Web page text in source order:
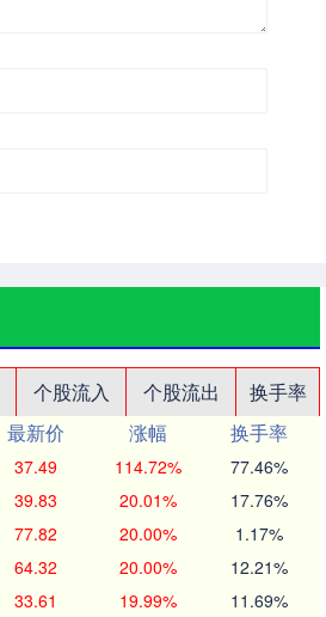
个股流入 个股流出
换手率
最新价 涨幅
换手率
37.49 114.72% 77.46%
39.83 20.01% 17.76%
77.82 20.00% 1.17%
64.32 20.00% 12.21%
33.61 19.99% 11.69%